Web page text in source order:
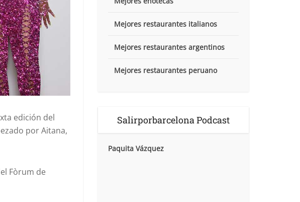
edición del
por Aitana,
Fòrum de
Mejores restaurantes italianos
Mejores restaurantes argentinos
Mejores restaurantes peruano
Salirporbarcelona Podcast
Paquita Vázquez